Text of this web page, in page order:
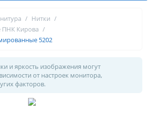
/ Нитки /
Кирова /
5202
и яркость изображения могут
от настроек монитора,
факторов.